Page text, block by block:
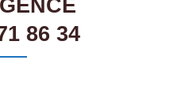
86 34